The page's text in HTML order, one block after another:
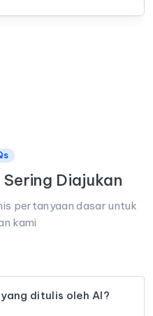
Diajukan
pertanyaan dasar untuk
kami
ditulis oleh AI?